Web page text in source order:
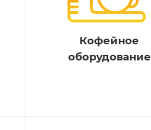
Кофейное
оборудование